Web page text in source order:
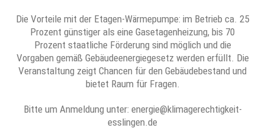
Die Vorteile mit der Etagen-Wärmepumpe: im Betrieb ca. 25
Prozent günstiger als eine Gasetagenheizung, bis 70
Prozent staatliche Förderung sind möglich und die
Vorgaben gemäß Gebäudeenergiegesetz werden erfüllt. Die
Veranstaltung zeigt Chancen für den Gebäudebestand und
bietet Raum für Fragen.
Bitte um Anmeldung unter: energie@klimagerechtigkeit-
esslingen.de